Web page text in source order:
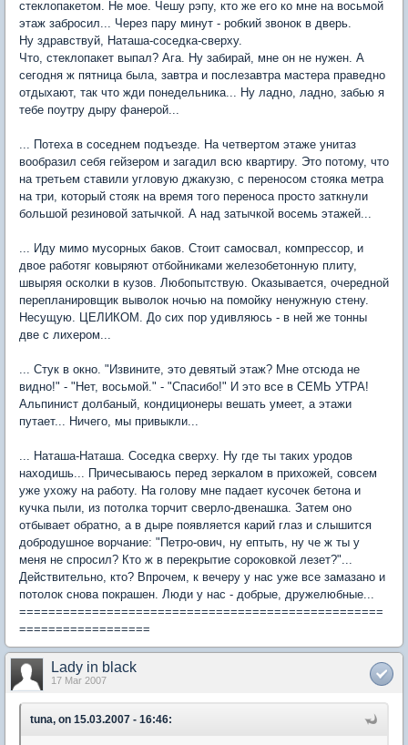
стеклопакетом. Не мое. Чешу рэпу, кто же его ко мне на восьмой
этаж забросил... Через пару минут - робкий звонок в дверь.
Ну здравствуй, Наташа-соседка-сверху.
Что, стеклопакет выпал? Ага. Ну забирай, мне он не нужен. А
сегодня ж пятница была, завтра и послезавтра мастера праведно
отдыхают, так что жди понедельника... Ну ладно, ладно, забью я
тебе поутру дыру фанерой...
... Потеха в соседнем подъезде. На четвертом этаже унитаз
вообразил себя гейзером и загадил всю квартиру. Это потому, что
на третьем ставили угловую джакузю, с переносом стояка метра
на три, который стояк на время того переноса просто заткнули
большой резиновой затычкой. А над затычкой восемь этажей...
... Иду мимо мусорных баков. Стоит самосвал, компрессор, и
двое работяг ковыряют отбойниками железобетонную плиту,
швыряя осколки в кузов. Любопытствую. Оказывается, очередной
перепланировщик выволок ночью на помойку ненужную стену.
Несущую. ЦЕЛИКОМ. До сих пор удивляюсь - в ней же тонны
две с лихером...
... Стук в окно. "Извините, это девятый этаж? Мне отсюда не
видно!" - "Нет, восьмой." - "Спасибо!" И это все в СЕМЬ УТРА!
Альпинист долбаный, кондиционеры вешать умеет, а этажи
путает... Ничего, мы привыкли...
... Наташа-Наташа. Соседка сверху. Ну где ты таких уродов
находишь... Причесываюсь перед зеркалом в прихожей, совсем
уже ухожу на работу. На голову мне падает кусочек бетона и
кучка пыли, из потолка торчит сверло-двенашка. Затем оно
отбывает обратно, а в дыре появляется карий глаз и слышится
добродушное ворчание: "Петро-ович, ну ептыть, ну че ж ты у
меня не спросил? Кто ж в перекрытие сороковкой лезет?"...
Действительно, кто? Впрочем, к вечеру у нас уже все замазано и
потолок снова покрашен. Люди у нас - добрые, дружелюбные...
==================================================
==================
Lady in black
17 Mar 2007
tuna, on 15.03.2007 - 16:46: